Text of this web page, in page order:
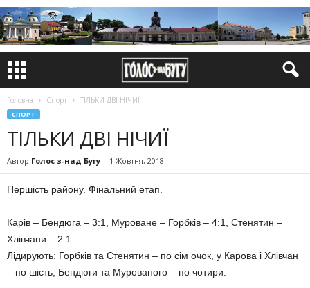
Головна Спорт ТІЛЬКИ ДВІ НІЧИЇ
СПОРТ
ТІЛЬКИ ДВІ НІЧИЇ
Автор Голос з-над Бугу - 1 Жовтня, 2018
Першість району. Фінальний етап.
Карів – Бендюга – 3:1, Муроване – Горбків – 4:1, Стенятин –
Хлівчани – 2:1
Лідирують: Горбків та Стенятин – по сім очок, у Карова і Хлівчан
– по шість, Бендюги та Мурованого – по чотири.